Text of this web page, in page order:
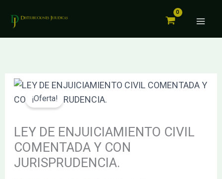
contenido
¡Oferta!
LEY DE ENJUICIAMIENTO CIVIL
COMENTADA Y CON
JURISPRUDENCIA.
El
precio
original
era:
156.00€.
El
precio
es:
148.20€.
LEY
DE
ENJUICIAMIENTO
CIVIL
COMENTADA
CON
CIVIL
COMENTADA
JURISPRUDENCIA.
cantidad